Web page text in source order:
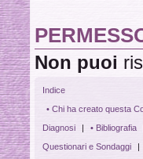
Non puoi
Indice
• Chi ha creato questa
Diagnosi
| • Bibliografia
Questionari e Sondaggi
|